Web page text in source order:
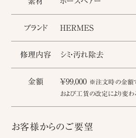
ブランド HERMES
修理内容 シミ・汚れ除去
金額 ￥99,000 ※注文時の金額で
および工賃の改定により変わ
お客様からのご要望